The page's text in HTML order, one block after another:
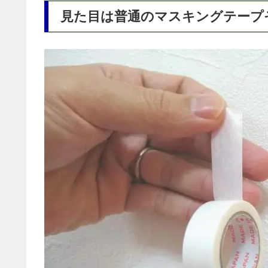
見た目は普通のマスキングテー